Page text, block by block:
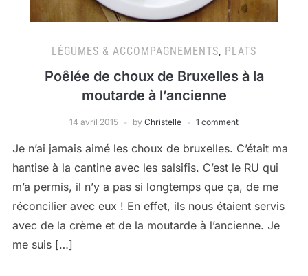
LÉGUMES & ACCOMPAGNEMENTS, PLATS
Poêlée de choux de Bruxelles à la
moutarde à l’ancienne
14 avril 2015 by Christelle 1 comment
Je n’ai jamais aimé les choux de bruxelles. C’était ma
hantise à la cantine avec les salsifis. C’est le RU qui
m’a permis, il n’y a pas si longtemps que ça, de me
réconcilier avec eux ! En effet, ils nous étaient servis
avec de la crème et de la moutarde à l’ancienne. Je
me suis […]